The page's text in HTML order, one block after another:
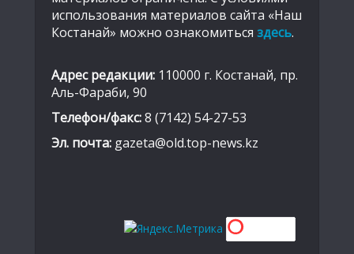
использования материалов сайта «Наш
Костанай» можно ознакомиться здесь.
Адрес редакции: 110000 г. Костанай, пр.
Аль-Фараби, 90
Телефон/факс:8 (7142) 54-27-53
Эл. почта: gazeta@old.top-news.kz